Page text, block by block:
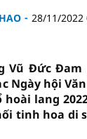
28/11/2022
Vũ Đức
Ngày hội
hoài lang
tinh hoa di